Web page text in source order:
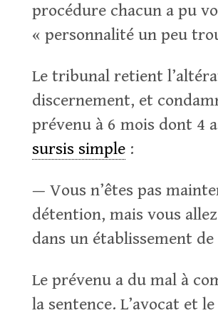
procédure chacun a pu
« personnalité un peu
Le tribunal retient
discernement, et
prévenu à 6 mois dont 4
sursis simple:
— Vous n’êtes pas
détention, mais vous
dans un établissement de
Le prévenu a du mal à
la sentence. L’avocat et le